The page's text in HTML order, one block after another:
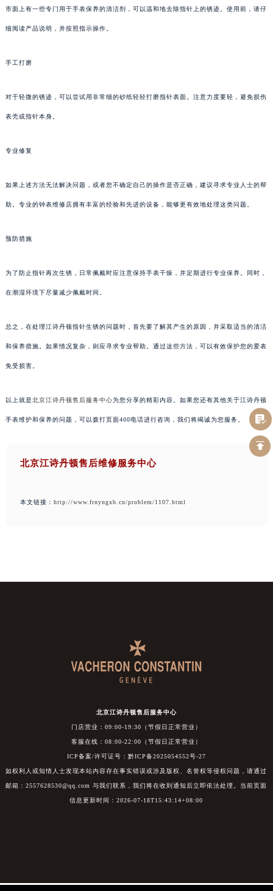
市面上有一些专门用于手表保养的清洁剂，可以温和地去除指针上的锈迹。使用前，请仔
细阅读产品说明，并按照指示操作。
手工打磨
对于轻微的锈迹，可以尝试用非常细的砂纸轻轻打磨指针表面。注意力度要轻，避免损伤
表壳或指针本身。
专业修复
如果上述方法无法解决问题，或者您不确定自己的操作是否正确，建议寻求专业人士的帮
助。专业的钟表维修店拥有丰富的经验和先进的设备，能够更有效地处理这类问题。
预防措施
为了防止指针再次生锈，日常佩戴时应注意保持手表干燥，并定期进行专业保养。同时，
在潮湿环境下尽量减少佩戴时间。
总之，在处理江诗丹顿指针生锈的问题时，首先要了解其产生的原因，并采取适当的清洁
和保养措施。如果情况复杂，则应寻求专业帮助。通过这些方法，可以有效保护您的爱表
免受损害。
以上就是北京江诗丹顿售后服务中心为您分享的精彩内容。如果您还有其他关于江诗丹顿
手表维护和保养的问题，可以拨打页面400电话进行咨询，我们将竭诚为您服务。
北京江诗丹顿售后维修服务中心
本文链接： http://www.frnyngxb.cn/problem/1107.html
北京江诗丹顿售后服务中心
门店营业：09:00-19:30（节假日正常营业）
客服在线：08:00-22:00（节假日正常营业）
ICP备案/许可证号：黔ICP备2025054552号-27
如权利人或知情人士发现本站内容存在事实错误或涉及版权、名誉权等侵权问题，请通过
邮箱：2557628530@qq.com 与我们联系，我们将在收到通知后立即依法处理。当前页面
信息更新时间：2026-07-18T15:43:14+08:00